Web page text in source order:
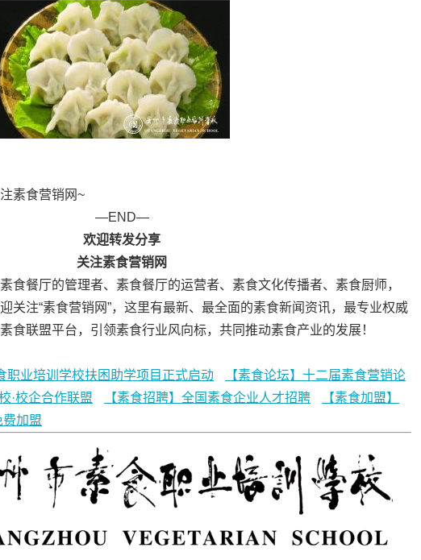
素食营销网~
—END—
欢迎转发分享
关注素食营销网
食餐厅的管理者、素食餐厅的运营者、素食文化传播者、素食厨师，
关注“素食营销网”，这里有最新、最全面的素食新闻资讯，最专业权威
食联盟平台，引领素食行业风向标，共同推动素食产业的发展！
职业培训学校扶困助学项目正式启动
【素食论坛】十二届素食营销论
·校企合作联盟 【素食招聘】全国素食企业人才招聘
【素食加盟】
加盟